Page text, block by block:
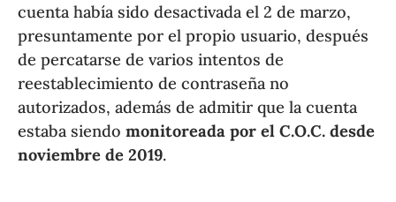
cuenta había sido desactivada el 2 de marzo,
presuntamente por el propio usuario, después
de percatarse de varios intentos de
reestablecimiento de contraseña no
autorizados, además de admitir que la cuenta
estaba siendomonitoreada por el C.O.C. desde
noviembre de 2019.